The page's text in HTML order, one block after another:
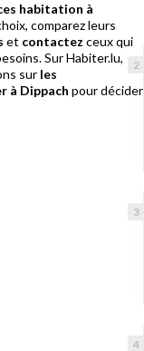
habitation à
comparez leurs
et contactez ceux qui
Sur Habiter.lu,
sur les
à Dippach pour décider